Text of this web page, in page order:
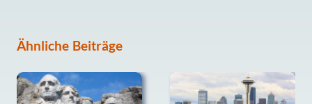
Ähnliche Beiträge